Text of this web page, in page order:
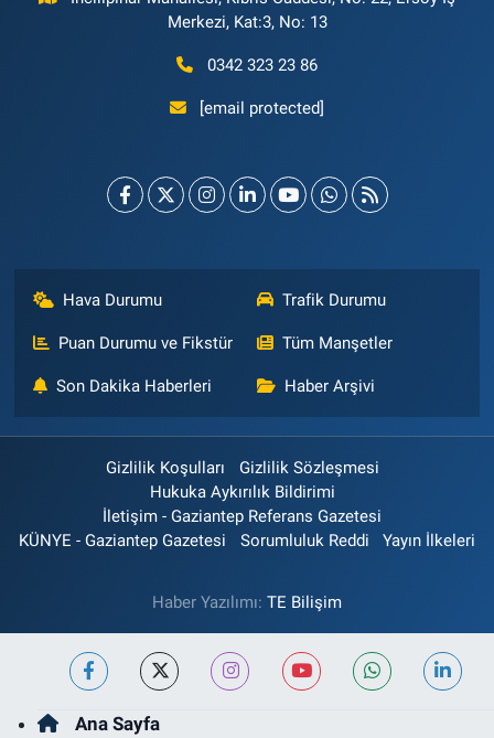
Merkezi, Kat:3, No: 13
0342 323 23 86
[email protected]
Hava Durumu Trafik Durumu
Puan Durumu ve Fikstür Tüm Manşetler
Son Dakika Haberleri Haber Arşivi
Gizlilik Koşulları
Gizlilik Sözleşmesi
Hukuka Aykırılık Bildirimi
İletişim - Gaziantep Referans Gazetesi
KÜNYE - Gaziantep Gazetesi
Sorumluluk Reddi Yayın İlkeleri
Haber Yazılımı: TE Bilişim
Ana Sayfa